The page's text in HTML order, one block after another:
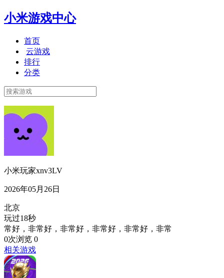
小米游戏中心
首页
云游戏
排行
分类
小米玩家xnv3LV
2026年05月26日
北京
玩过18秒
常好，非常好，非常好，非常好，非常好，非常
0次浏览 0
相关游戏